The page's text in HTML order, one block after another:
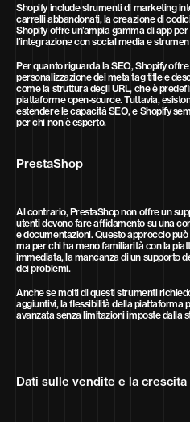
Shopify include strumenti di marketing
carrelli abbandonati, la creazione di
Shopify offre un’ampia gamma di app
l’integrazione con social media e
Per quanto riguarda la SEO, Shopify
personalizzazione dei meta tag title e
come la struttura degli URL, che è
piattaforme open-source. Tuttavia,
estendere le capacità SEO, e Shopify
per chi non è esperto.
PrestaShop
Al contrario, PrestaShop non offre un
utenti devono fare affidamento su una
e documentazioni. Questo approccio
ma per chi ha meno familiarità con la
immediata, la mancanza di un supporto
dei problemi.
Anche se molti di questi strumenti
aggiuntivi, la flessibilità della piattaforma
avanzata senza limitazioni imposte dalla
Dati sulle vendite e la